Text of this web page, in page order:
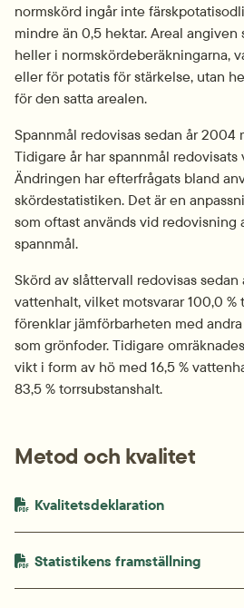
normskörd ingår inte
mindre än 0,5 hektar. Areal
heller i normskördeberäkningarna,
eller för potatis för stärkelse, utan
för den satta arealen.
Spannmål redovisas sedan år 2004
Tidigare år har spannmål redovisats
Ändringen har efterfrågats bland
skördestatistiken. Det är en
som oftast används vid
spannmål.
Skörd av slåttervall redovisas sedan
vattenhalt, vilket motsvarar 100,0
förenklar jämförbarheten med
som grönfoder. Tidigare
vikt i form av hö med 16,5 %
83,5 % torrsubstanshalt.
Metod och kvalitet
PDF-fil.
Kvalitetsdeklarationpdf, 447.1 kB.
PDF-fil.
Statistikens framställningpdf,